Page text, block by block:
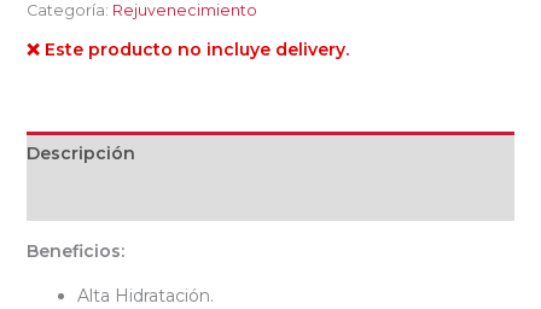
Categoría: Rejuvenecimiento
❌ Este producto no incluye delivery.
Descripción
Beneficios:
Alta Hidratación.